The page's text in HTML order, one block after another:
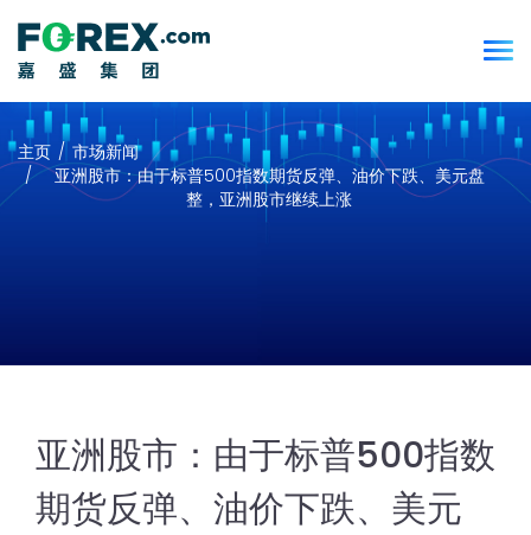
主页
市场新闻
亚洲股市：由于标普500指数期货反弹、油价下跌、美元盘
整，亚洲股市继续上涨
亚洲股市：由于标普500指数
期货反弹、油价下跌、美元